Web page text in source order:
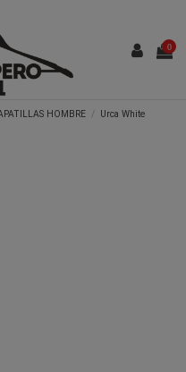
0
HOMBRE
Urca White